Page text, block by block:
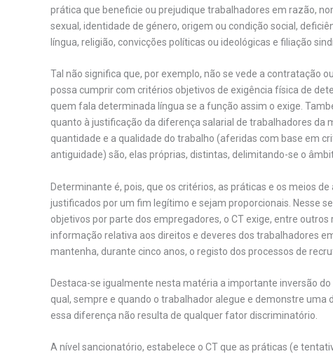
prática que beneficie ou prejudique trabalhadores em razão,
sexual, identidade de género, origem ou condição social,
língua, religião, convicções políticas ou ideológicas e filiação
Tal não significa que, por exemplo, não se vede a contratação
possa cumprir com critérios objetivos de exigência física de
quem fala determinada língua se a função assim o exige.
quanto à justificação da diferença salarial de trabalhadores da
quantidade e a qualidade do trabalho (aferidas com base em
antiguidade) são, elas próprias, distintas, delimitando-se o
Determinante é, pois, que os critérios, as práticas e os meios
justificados por um fim legítimo e sejam proporcionais. Nesse
objetivos por parte dos empregadores, o CT exige, entre
informação relativa aos direitos e deveres dos trabalhadores
mantenha, durante cinco anos, o registo dos processos de
Destaca-se igualmente nesta matéria a importante inversão
qual, sempre e quando o trabalhador alegue e demonstre
essa diferença não resulta de qualquer fator discriminatório.
A nível sancionatório, estabelece o CT que as práticas (e